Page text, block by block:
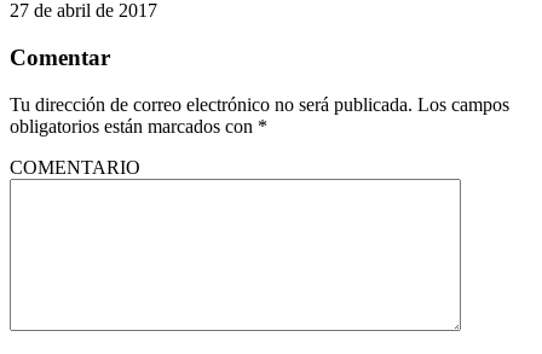
27 de abril de 2017
Comentar
Tu dirección de correo electrónico no será publicada. Los campos
obligatorios están marcados con *
COMENTARIO